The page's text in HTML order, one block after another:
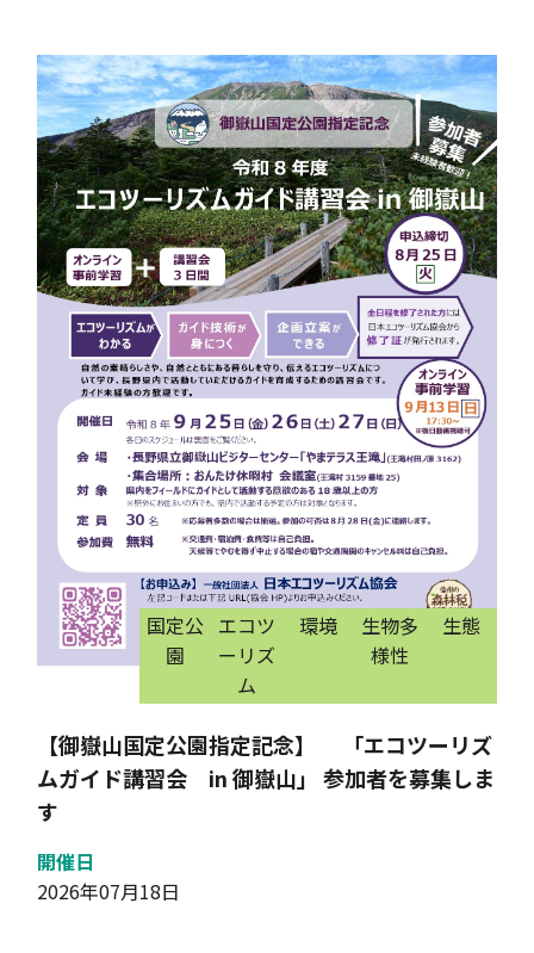
国定公
園
エコツ
ーリズ
ム
環境
生物多
様性
生態
【御嶽山国定公園指定記念】 「エコツーリズ
ムガイド講習会 in 御嶽山」 参加者を募集しま
す
開催日
2026年07月18日